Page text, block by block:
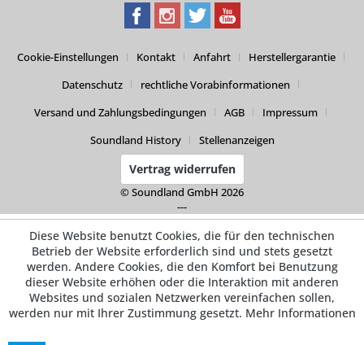
Cookie-Einstellungen Kontakt Anfahrt
Herstellergarantie
Datenschutz
rechtliche Vorabinformationen
Versand und Zahlungsbedingungen
AGB
Impressum
Soundland History
Stellenanzeigen
Vertrag widerrufen
© Soundland GmbH 2026
---
Diese Website benutzt Cookies, die für den technischen
Betrieb der Website erforderlich sind und stets gesetzt
werden. Andere Cookies, die den Komfort bei Benutzung
dieser Website erhöhen oder die Interaktion mit anderen
Websites und sozialen Netzwerken vereinfachen sollen,
werden nur mit Ihrer Zustimmung gesetzt. Mehr Informationen